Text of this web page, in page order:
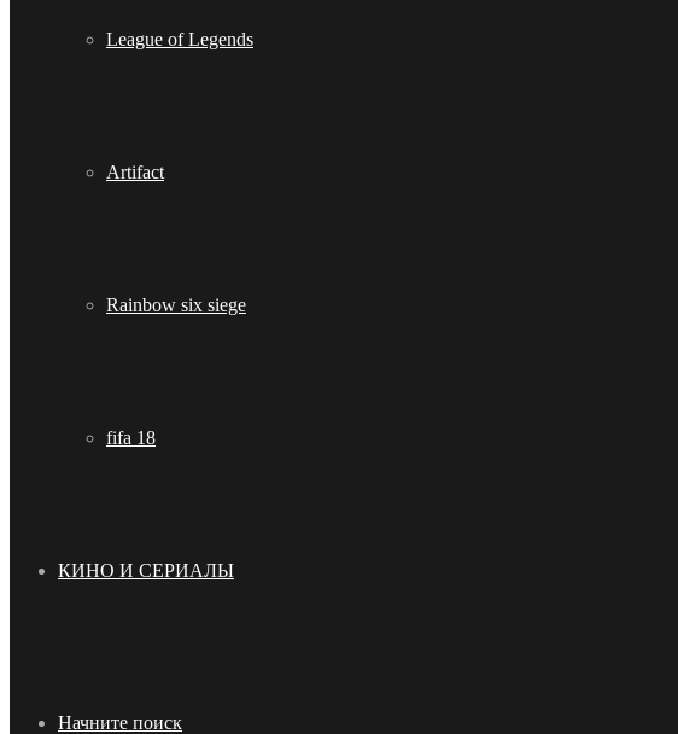
League of Legends
Artifact
Rainbow six siege
fifa 18
КИНО И СЕРИАЛЫ
Начните поиск